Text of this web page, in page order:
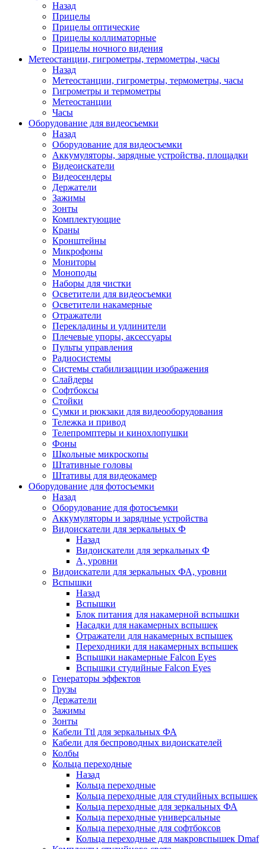
Назад
Прицелы
Прицелы оптические
Прицелы коллиматорные
Прицелы ночного видения
Метеостанции, гигрометры, термометры, часы
Назад
Метеостанции, гигрометры, термометры, часы
Гигрометры и термометры
Метеостанции
Часы
Оборудование для видеосъемки
Назад
Оборудование для видеосъемки
Аккумуляторы, зарядные устройства, площадки
Видеоискатели
Видеосендеры
Держатели
Зажимы
Зонты
Комплектующие
Краны
Кронштейны
Микрофоны
Мониторы
Моноподы
Наборы для чистки
Осветители для видеосъемки
Осветители накамерные
Отражатели
Перекладины и удлинители
Плечевые упоры, аксессуары
Пульты управления
Радиосистемы
Системы стабилизацции изображения
Слайдеры
Софтбоксы
Стойки
Сумки и рюкзаки для видеооборудования
Тележка и привод
Телепромптеры и кинохлопушки
Фоны
Школьные микроскопы
Штативные головы
Штативы для видеокамер
Оборудование для фотосъемки
Назад
Оборудование для фотосъемки
Аккумуляторы и зарядные устройства
Видоискатели для зеркальных Ф
Назад
Видоискатели для зеркальных Ф
А, уровни
Видоискатели для зеркальных ФА, уровни
Вспышки
Назад
Вспышки
Блок питания для накамерной вспышки
Насадки для накамерных вспышек
Отражатели для накамерных вспышек
Переходники для накамерных вспышек
Вспышки накамерные Falcon Eyes
Вспышки студийные Falcon Eyes
Генераторы эффектов
Грузы
Держатели
Зажимы
Зонты
Кабели Ttl для зеркальных ФА
Кабели для беспроводных видоискателей
Колбы
Кольца переходные
Назад
Кольца переходные
Кольца переходные для студийных вспышек
Кольца переходные для зеркальных ФА
Кольца переходные универсальные
Кольца переходные для софтбоксов
Кольца переходные для макровспышек Dmaf